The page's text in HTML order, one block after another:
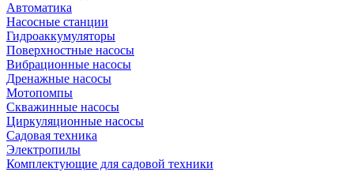
Автоматика
Насосные станции
Гидроаккумуляторы
Поверхностные насосы
Вибрационные насосы
Дренажные насосы
Мотопомпы
Скважинные насосы
Циркуляционные насосы
Садовая техника
Электропилы
Комплектующие для садовой техники